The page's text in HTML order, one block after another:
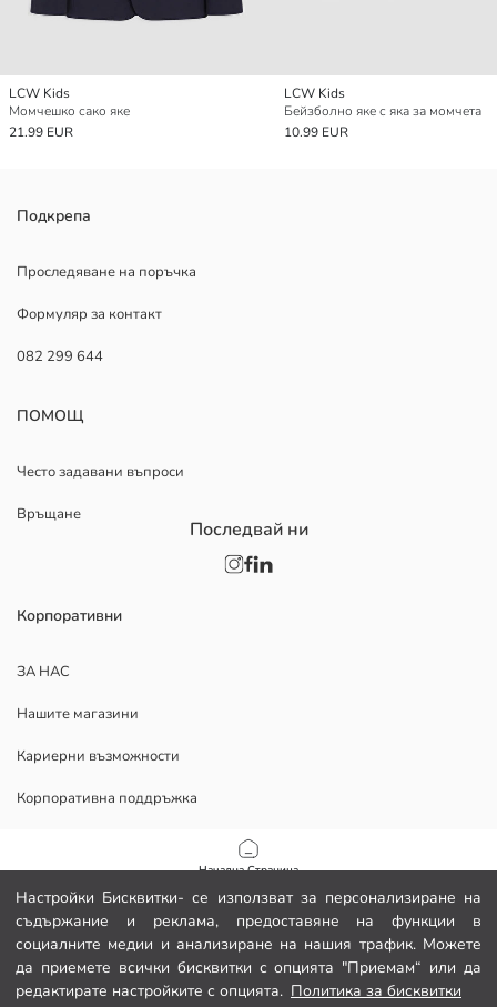
Настройки Бисквитки- се използват за персонализиране на
съдържание и реклама, предоставяне на функции в
социалните медии и анализиране на нашия трафик. Можете
да приемете всички бисквитки с опцията "Приемам“ или да
редактирате настройките с опцията. Политика за бисквитки
Начална Страница
Категории
Моята количка
LCW Kids
Момчешко сако яке
21.99 EUR
LCW Kids
Бейзболно яке с яка за момчета
10.99 EUR
Подкрепа
Проследяване на поръчка
Формуляр за контакт
082 299 644
ПОМОЩ
Често задавани въпроси
Връщане
Корпоративни
ЗА НАС
Нашите магазини
Кариерни възможности
Корпоративна поддръжка
Политика за поверителност и сигурност на данните
Условия за ползване
Изтеглете нашето приложение.
Последвай ни